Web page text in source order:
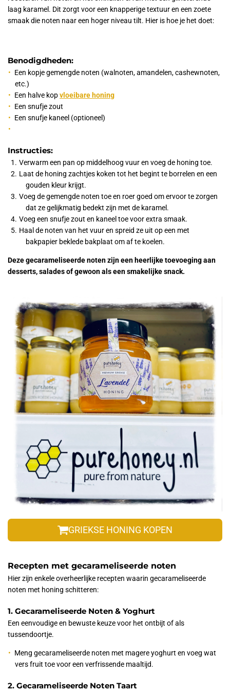
laag karamel. Dit zorgt voor een knapperige textuur en een zoete
smaak die noten naar een hoger niveau tilt. Hier is hoe je het doet:
Benodigdheden:
Een kopje gemengde noten (walnoten, amandelen, cashewnoten,
etc.)
Een halve kopvloeibare honing
Een snufje zout
Een snufje kaneel (optioneel)
Instructies:
Verwarm een pan op middelhoog vuur en voeg de honing toe.
Laat de honing zachtjes koken tot het begint te borrelen en een
gouden kleur krijgt.
Voeg de gemengde noten toe en roer goed om ervoor te zorgen
dat ze gelijkmatig bedekt zijn met de karamel.
Voeg een snufje zout en kaneel toe voor extra smaak.
Haal de noten van het vuur en spreid ze uit op een met
bakpapier beklede bakplaat om af te koelen.
Deze gecarameliseerde noten zijn een heerlijke toevoeging aan
desserts, salades of gewoon als een smakelijke snack.
GRIEKSE HONING KOPEN
Recepten met gecarameliseerde noten
Hier zijn enkele overheerlijke recepten waarin gecarameliseerde
noten met honing schitteren:
1. Gecarameliseerde Noten & Yoghurt
Een eenvoudige en bewuste keuze voor het ontbijt of als
tussendoortje.
Meng gecarameliseerde noten met magere yoghurt en voeg wat
vers fruit toe voor een verfrissende maaltijd.
2. Gecarameliseerde Noten Taart